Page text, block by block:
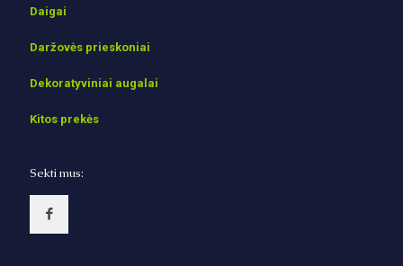
Daigai
Daržovės prieskoniai
Dekoratyviniai augalai
Kitos prekės
Sekti mus: